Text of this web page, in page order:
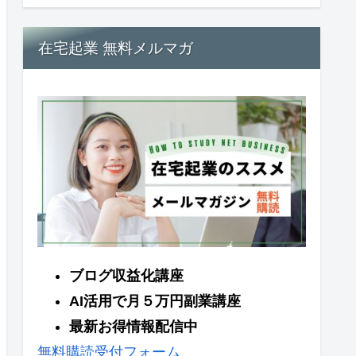
在宅起業 無料メルマガ
ブログ収益化講座
AI活用で月５万円副業講座
最新お得情報配信中
無料購読受付フォーム